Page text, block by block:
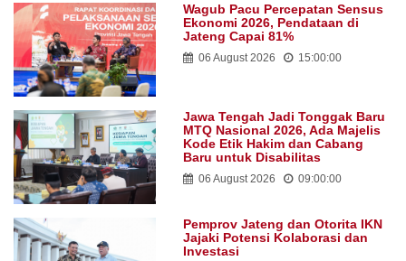
Wagub Pacu Percepatan Sensus
Ekonomi 2026, Pendataan di
Jateng Capai 81%
06 August 2026 15:00:00
Jawa Tengah Jadi Tonggak Baru
MTQ Nasional 2026, Ada Majelis
Kode Etik Hakim dan Cabang
Baru untuk Disabilitas
06 August 2026 09:00:00
Pemprov Jateng dan Otorita IKN
Jajaki Potensi Kolaborasi dan
Investasi